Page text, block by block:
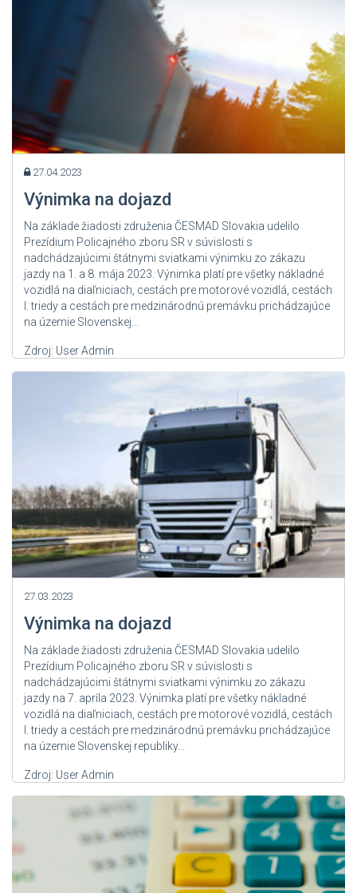
27.04.2023
Výnimka na dojazd
Na základe žiadosti združenia ČESMAD Slovakia udelilo
Prezídium Policajného zboru SR v súvislosti s
nadchádzajúcimi štátnymi sviatkami výnimku zo zákazu
jazdy na 1. a 8. mája 2023. Výnimka platí pre všetky nákladné
vozidlá na diaľniciach, cestách pre motorové vozidlá, cestách
I. triedy a cestách pre medzinárodnú premávku prichádzajúce
na územie Slovenskej...
Zdroj: User Admin
27.03.2023
Výnimka na dojazd
Na základe žiadosti združenia ČESMAD Slovakia udelilo
Prezídium Policajného zboru SR v súvislosti s
nadchádzajúcimi štátnymi sviatkami výnimku zo zákazu
jazdy na 7. apríla 2023. Výnimka platí pre všetky nákladné
vozidlá na diaľniciach, cestách pre motorové vozidlá, cestách
I. triedy a cestách pre medzinárodnú premávku prichádzajúce
na územie Slovenskej republiky...
Zdroj: User Admin